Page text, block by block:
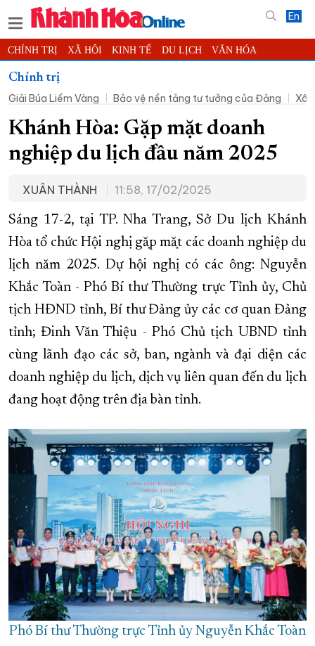
En
CHÍNH TRỊ XÃ HỘI KINH TẾ DU LỊCH VĂN HÓA
THỂ THAO
KHOA HỌC - CÔNG NGHỆ PHÁP LUẬT BẠN ĐỌC PHÓNG SỰ
THẾ GIỚI MULTIMEDIA VIDEO ĐỌC BÁO ONLINE
PODCAST THÔNG TIN - QUẢNG CÁO
TRƯỜNG SA BIỂN ĐẢO QUÊ HƯƠNG
CHUNG TAY CẢI CÁCH HÀNH CHÍNH
XÂY DỰNG NÔNG THÔN MỚI LỊCH CẮT ĐIỆN
TÀU - XE - MÁY BAY
KỶ NIỆM 370 NĂM XÂY DỰNG VÀ PHÁT TRIỂN TỈNH KHÁNH HÒA
KHOẢNH KHẮC ĐẸP XỨ TRẦM
XÂY DỰNG KHÁNH HÒA TRỞ THÀNH THÀNH PHỐ TRỰC THUỘC
ĐẠI HỘI ĐẢNG CÁC CẤP TRANG CHỦ VỀ BÁO KHÁNH HÒA
Chính trị
Giải Búa Liềm Vàng
Bảo vệ nền tảng tư tưởng của Đảng
Khánh Hòa: Gặp mặt doanh
nghiệp du lịch đầu năm 2025
XUÂN THÀNH 11:58, 17/02/2025
Sáng 17-2, tại TP. Nha Trang, Sở Du lịch Khánh
Hòa tổ chức Hội nghị gặp mặt các doanh nghiệp du
lịch năm 2025. Dự hội nghị có các ông: Nguyễn
Khắc Toàn - Phó Bí thư Thường trực Tỉnh ủy, Chủ
tịch HĐND tỉnh, Bí thư Đảng ủy các cơ quan Đảng
tỉnh; Đinh Văn Thiệu - Phó Chủ tịch UBND tỉnh
cùng lãnh đạo các sở, ban, ngành và đại diện các
doanh nghiệp du lịch, dịch vụ liên quan đến du lịch
đang hoạt động trên địa bàn tỉnh.
Phó Bí thư Thường trực Tỉnh ủy Nguyễn Khắc Toàn